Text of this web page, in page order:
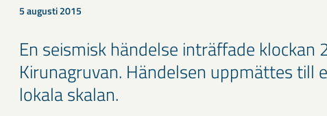
5 augusti 2015
En seismisk händelse inträffade klockan
Kirunagruvan. Händelsen uppmättes till
lokala skalan.